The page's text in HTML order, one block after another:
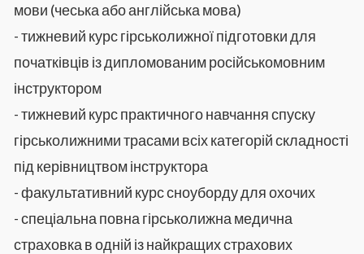
мови (чеська або англійська мова)
- тижневий курс гірськолижної підготовки для
початківців із дипломованим російськомовним
інструктором
- тижневий курс практичного навчання спуску
гірськолижними трасами всіх категорій складності
під керівництвом інструктора
- факультативний курс сноуборду для охочих
- спеціальна повна гірськолижна медична
страховка в одній із найкращих страхових